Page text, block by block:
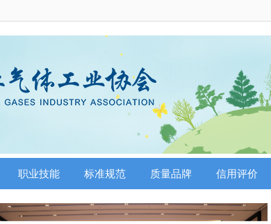
职业技能 标准规范 质量品牌 信用评价